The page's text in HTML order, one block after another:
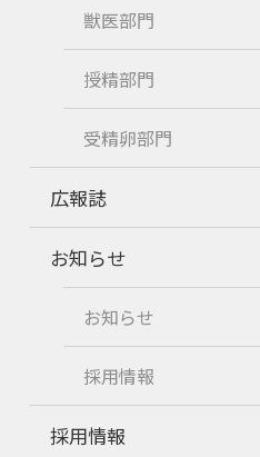
獣医部門
授精部門
受精卵部門
広報誌
お知らせ
お知らせ
採用情報
採用情報